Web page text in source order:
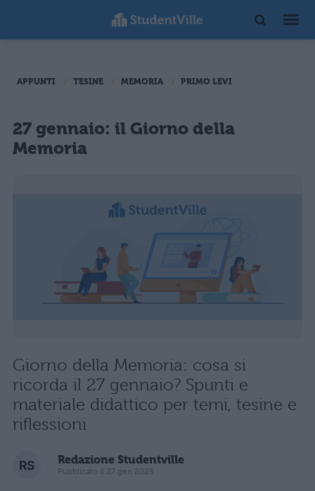
APPUNTI TESINE MEMORIA PRIMO LEVI
27 gennaio: il Giorno della
Memoria
Giorno della Memoria: cosa si
ricorda il 27 gennaio? Spunti e
materiale didattico per temi, tesine e
riflessioni
Redazione Studentville
Pubblicato il 27 gen 2025